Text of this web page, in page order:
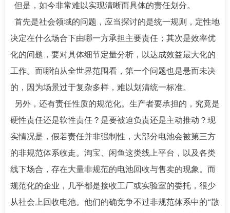
但是，如今非常难以实现清晰而具体的责任划分。
首先是社会领域的问题，应当探讨的是统一规则，定性地
决定在什么场合下由哪一方承担主要责任；其次是效率优
化的问题，要对具体细节定量分析，以达成效益最大化的
工作。而哪怕从全世界范围看，第一个问题也是悬而未决
的，因为场景过于复杂多样，难以划清统一标准。
另外，还有责任性质的规范化。生产者要承担的，究竟是
硬性责任还是软性责任？是要被迫负责还是主动推动？现
实情况是，假若责任并非强制性，大部分电池会被第三方
的非规范体系收走。淘宝、闲鱼这类线上平台，以及各类
线下场合，存在大量非规范的电池回收与售卖的现象。而
规范化的企业，几乎都是接收工厂或实验室的委托，很少
从社会上回收电池。他们的确竞争不过非规范体系中的“散